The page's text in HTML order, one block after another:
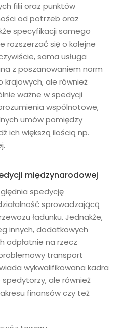
filii oraz punktów
od potrzeb oraz
specyfikacji samego
rozszerzać się o kolejne
sama usługa
z poszanowaniem norm
ale również
ważne w spedycji
wspólnotowe,
umów pomiędzy
ich większą ilością np.
międzynarodowej
spedycję
sprowadzającą
ładunku. Jednakże,
innych, dodatkowych
odpłatnie na rzecz
transport
wykwalifikowana kadra
ale również
finansów czy też